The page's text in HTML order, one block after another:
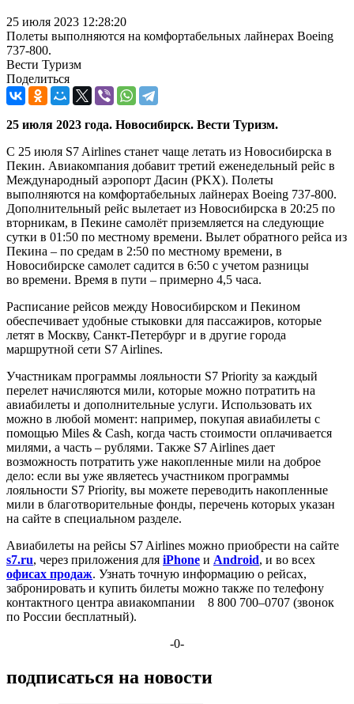
25 июля 2023 12:28:20
Полеты выполняются на комфортабельных лайнерах Boeing
737-800.
Вести Туризм
Поделиться
25 июля 2023 года. Новосибирск. Вести Туризм.
С 25 июля S7 Airlines станет чаще летать из Новосибирска в
Пекин. Авиакомпания добавит третий еженедельный рейс в
Международный аэропорт Дасин (PKX). Полеты
выполняются на комфортабельных лайнерах Boeing 737-800.
Дополнительный рейс вылетает из Новосибирска в 20:25 по
вторникам, в Пекине самолёт приземляется на следующие
сутки в 01:50 по местному времени. Вылет обратного рейса из
Пекина – по средам в 2:50 по местному времени, в
Новосибирске самолет садится в 6:50 с учетом разницы
во времени. Время в пути – примерно 4,5 часа.
Расписание рейсов между Новосибирском и Пекином
обеспечивает удобные стыковки для пассажиров, которые
летят в Москву, Санкт-Петербург и в другие города
маршрутной сети S7 Airlines.
Участникам программы лояльности S7 Priority за каждый
перелет начисляются мили, которые можно потратить на
авиабилеты и дополнительные услуги. Использовать их
можно в любой момент: например, покупая авиабилеты с
помощью Miles & Cash, когда часть стоимости оплачивается
милями, а часть – рублями. Также S7 Airlines дает
возможность потратить уже накопленные мили на доброе
дело: если вы уже являетесь участником программы
лояльности S7 Priority, вы можете переводить накопленные
мили в благотворительные фонды, перечень которых указан
на сайте в специальном разделе.
Авиабилеты на рейсы S7 Airlines можно приобрести на сайте
s7.ru, через приложения для iPhone и Android, и во всех
офисах продаж. Узнать точную информацию о рейсах,
забронировать и купить билеты можно также по телефону
контактного центра авиакомпании 8 800 700–0707 (звонок
по России бесплатный).
-0-
подписаться на новости